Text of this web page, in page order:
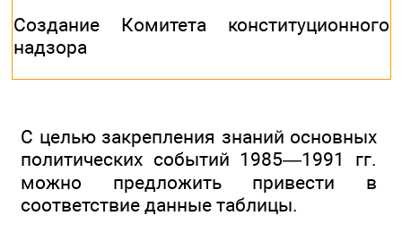
Создание Комитета конституционного
надзора
С целью закрепления знаний основных
политических событий 1985—1991 гг.
можно предложить привести в
соответствие данные таблицы.